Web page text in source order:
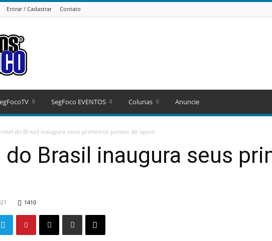
Entrar / Cadastrar Contato
SegFoco EVENTOS Colunas Anuncie
do Brasil inaugura seus primeiros pontos de apoio
do Brasil inaugura seus
1410